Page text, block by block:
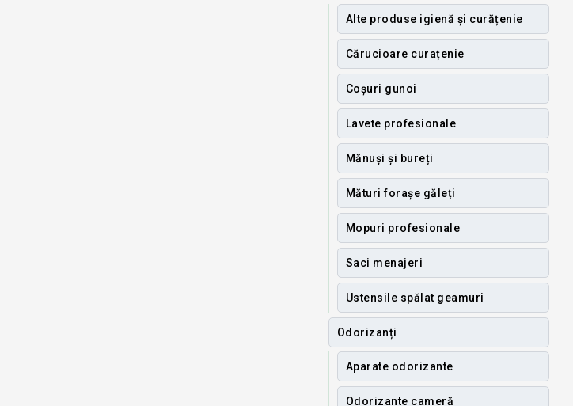
Alte produse igienă și curățenie
Cărucioare curațenie
Coșuri gunoi
Lavete profesionale
Mănuși și bureți
Mături forașe găleți
Mopuri profesionale
Saci menajeri
Ustensile spălat geamuri
Odorizanți
Aparate odorizante
Odorizante cameră